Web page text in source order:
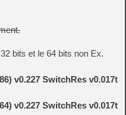
bits et le 64 bits non Ex.
v0.227 SwitchRes v0.017t
v0.227 SwitchRes v0.017t